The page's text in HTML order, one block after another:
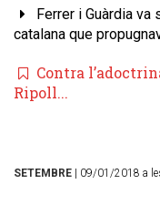
Ferrer i Guàrdia
catalana que
Contra
Ripoll...
SETEMBRE | 09/01/2018 a